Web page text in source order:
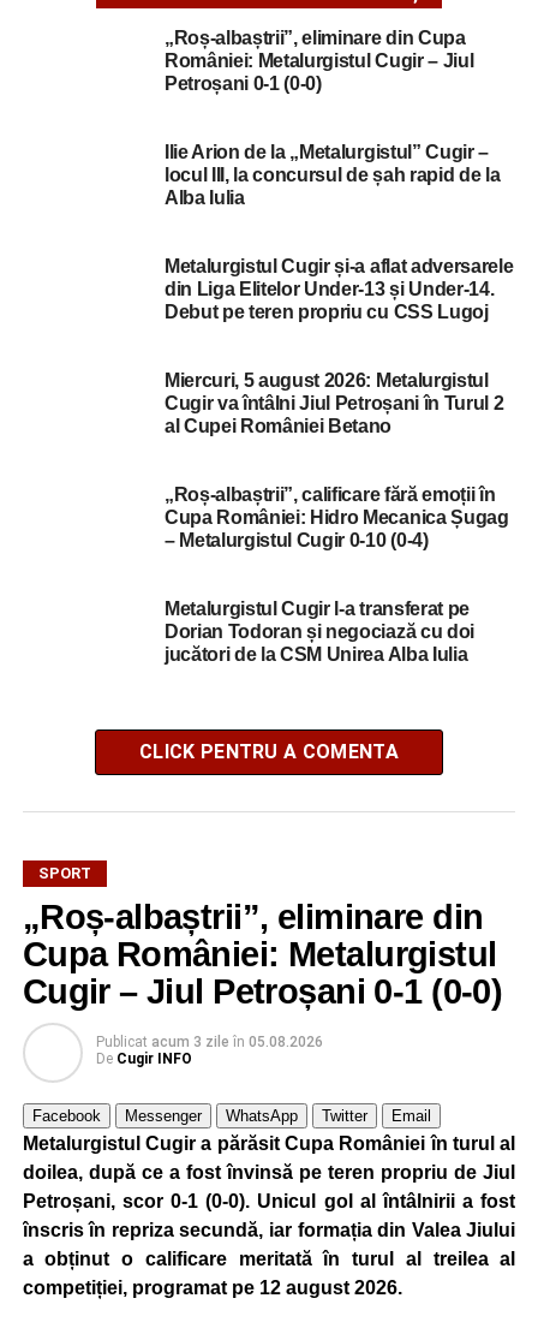
„Roș-albaștrii”, eliminare din Cupa
României: Metalurgistul Cugir – Jiul
Petroșani 0-1 (0-0)
Ilie Arion de la „Metalurgistul” Cugir –
locul III, la concursul de șah rapid de la
Alba Iulia
Metalurgistul Cugir și-a aflat adversarele
din Liga Elitelor Under-13 și Under-14.
Debut pe teren propriu cu CSS Lugoj
Miercuri, 5 august 2026: Metalurgistul
Cugir va întâlni Jiul Petroșani în Turul 2
al Cupei României Betano
„Roș-albaștrii”, calificare fără emoții în
Cupa României: Hidro Mecanica Șugag
– Metalurgistul Cugir 0-10 (0-4)
Metalurgistul Cugir l-a transferat pe
Dorian Todoran și negociază cu doi
jucători de la CSM Unirea Alba Iulia
CLICK PENTRU A COMENTA
SPORT
„Roș-albaștrii”, eliminare din
Cupa României: Metalurgistul
Cugir – Jiul Petroșani 0-1 (0-0)
Publicat acum 3 zile în 05.08.2026
De Cugir INFO
Facebook Messenger WhatsApp Twitter Email
Metalurgistul Cugir a părăsit Cupa României în turul al
doilea, după ce a fost învinsă pe teren propriu de Jiul
Petroșani, scor 0-1 (0-0). Unicul gol al întâlnirii a fost
înscris în repriza secundă, iar formația din Valea Jiului
a obținut o calificare meritată în turul al treilea al
competiției, programat pe 12 august 2026.